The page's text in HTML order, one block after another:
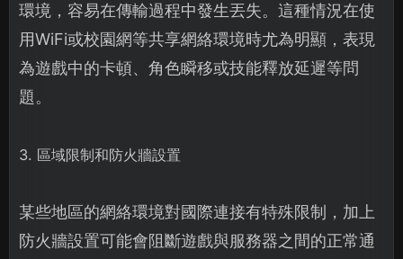
環境，容易在傳輸過程中發生丟失。這種情況在使
用WiFi或校園網等共享網絡環境時尤為明顯，表現
為遊戲中的卡頓、角色瞬移或技能釋放延遲等問
題。
3. 區域限制和防火牆設置
某些地區的網絡環境對國際連接有特殊限制，加上
防火牆設置可能會阻斷遊戲與服務器之間的正常通